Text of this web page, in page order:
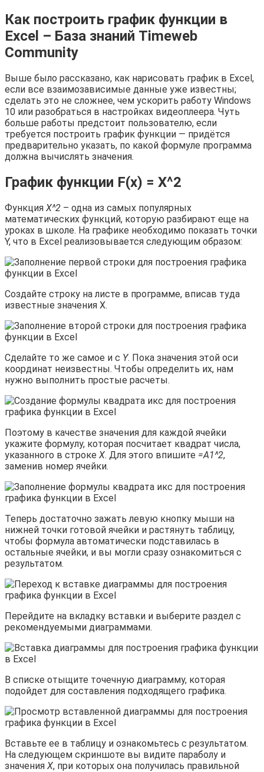
Как построить график функции в
Excel – База знаний Timeweb
Community
Выше было рассказано, как нарисовать график в Excel,
если все взаимозависимые данные уже известны;
сделать это не сложнее, чем ускорить работу Windows
10 или разобраться в настройках видеоплеера. Чуть
больше работы предстоит пользователю, если
требуется построить график функции — придётся
предварительно указать, по какой формуле программа
должна вычислять значения.
График функции F(x) = X^2
Функция X^2 – одна из самых популярных
математических функций, которую разбирают еще на
уроках в школе. На графике необходимо показать точки
Y, что в Excel реализовывается следующим образом:
Создайте строку на листе в программе, вписав туда
известные значения X.
Сделайте то же самое и с Y. Пока значения этой оси
координат неизвестны. Чтобы определить их, нам
нужно выполнить простые расчеты.
Поэтому в качестве значения для каждой ячейки
укажите формулу, которая посчитает квадрат числа,
указанного в строке X. Для этого впишите =A1^2,
заменив номер ячейки.
Теперь достаточно зажать левую кнопку мыши на
нижней точки готовой ячейки и растянуть таблицу,
чтобы формула автоматически подставилась в
остальные ячейки, и вы могли сразу ознакомиться с
результатом.
Перейдите на вкладку вставки и выберите раздел с
рекомендуемыми диаграммами.
В списке отыщите точечную диаграмму, которая
подойдет для составления подходящего графика.
Вставьте ее в таблицу и ознакомьтесь с результатом.
На следующем скриншоте вы видите параболу и
значения X, при которых она получилась правильной